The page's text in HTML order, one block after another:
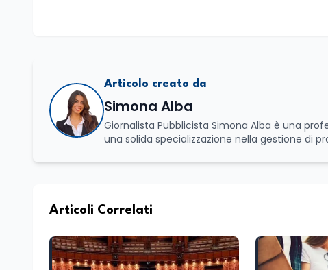
Articolo creato da
Simona Alba
Giornalista Pubblicista Simona Alba è una professionista dell’editoria, giornalista ed esperta in comunicazione con
una solida specializzazione nella gestione di
l’Università La Sapienza, dove ha conseguito
attività professionale, coniuga il rigore
accessibile per lo sviluppo dello spirito critico.
redazioni giornalistiche, distinguendosi per
sociale e organizzativo.
Articoli Correlati